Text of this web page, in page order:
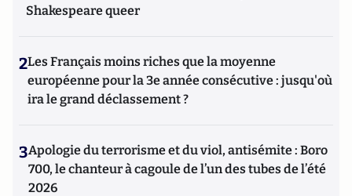
Shakespeare queer
2Les Français moins riches que la moyenne
européenne pour la 3e année consécutive : jusqu'où
ira le grand déclassement ?
3Apologie du terrorisme et du viol, antisémite : Boro
700, le chanteur à cagoule de l’un des tubes de l’été
2026